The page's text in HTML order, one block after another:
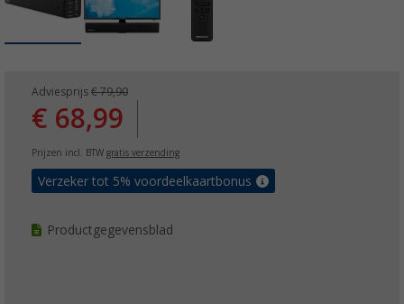
Adviesprijs € 79,90
€ 68,99
Prijzen incl. BTW gratis verzending
Verzeker tot 5% voordeelkaartbonus
Productgegevensblad